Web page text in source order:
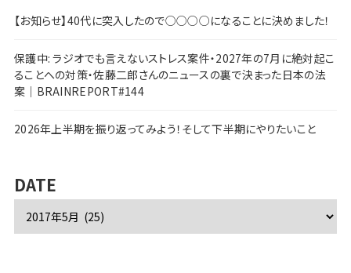
【お知らせ】40代に突入したので○○○○になることに決めました！
保護中: ラジオでも言えないストレス案件・2027年の7月に絶対起こ
ることへの対策・佐藤二郎さんのニュースの裏で決まった日本の法
案｜BRAINREPORT#144
2026年上半期を振り返ってみよう！そして下半期にやりたいこと
DATE